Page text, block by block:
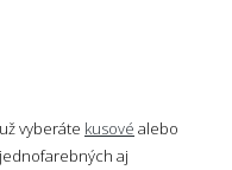
vyberáte kusové alebo
aj